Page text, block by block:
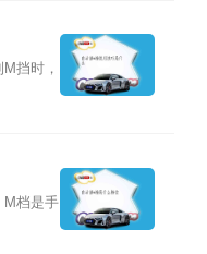
挡时，
M档是手